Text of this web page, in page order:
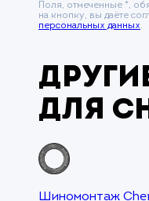
Поля, отмеченные *,
на кнопку, вы даёте
персональных данных.
для
Шиномонтаж